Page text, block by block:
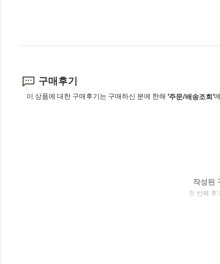
구매후기
이 상품에 대한 구매후기는 구매하신 분에 한해 '주문/배송조회'
작성된
첫 번째 후